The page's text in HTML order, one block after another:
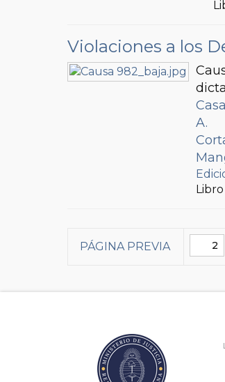
Violaciones a los
A.
Libro
PÁGINA PREVIA